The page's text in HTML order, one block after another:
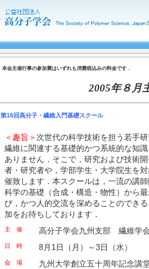
本会主催行事の参加費はいずれも消費税込みの料金です．
2005年８月
第16回高分子・繊維入門基礎スクール
＜趣旨＞ 次世代の科学技術を担う若手
繊維に関連する基礎的かつ系統的な知
ありません．そこで，研究および技術
者・研究者や，学部学生・大学院生を
催致します．本スクールは，一流の講
科学の基礎（合成・構造・物性）から
び，かつ人的交流を深めることのでき
加をお待ちしております．
主 催 高分子学会九州支部 繊維学
日 時 8月1日（月）～3日（水）
会 場
九州大学創立五十周年記念講